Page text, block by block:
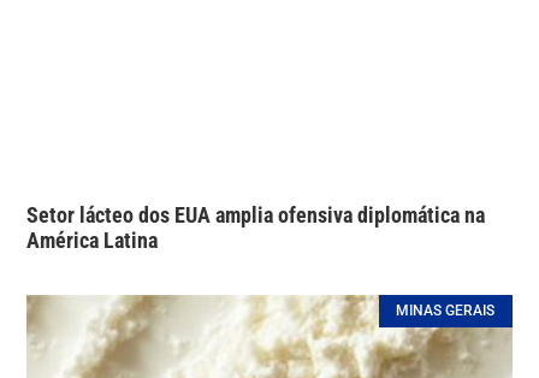
Setor lácteo dos EUA amplia ofensiva diplomática na
América Latina
MINAS GERAIS